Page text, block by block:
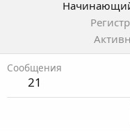
Сообщения
21